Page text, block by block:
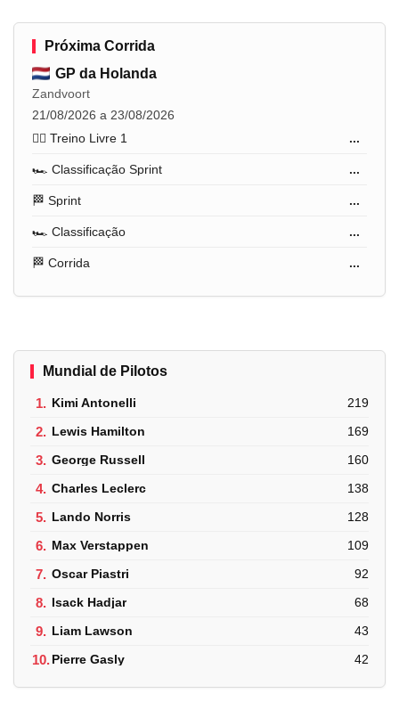
Próxima Corrida
GP da Holanda
Zandvoort
21/08/2026 a 23/08/2026
🏋️‍♂️ Treino Livre 1
...
🏎️ Classificação Sprint ...
🏁 Sprint ...
🏎️ Classificação ...
🏁 Corrida ...
Mundial de Pilotos
1. Kimi Antonelli 219
2. Lewis Hamilton 169
3. George Russell 160
4. Charles Leclerc 138
5. Lando Norris 128
6. Max Verstappen 109
7. Oscar Piastri 92
8. Isack Hadjar 68
9. Liam Lawson 43
10.Pierre Gasly 42